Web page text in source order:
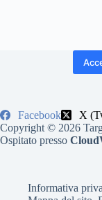
Facebook X
Copyright © 2026
Ospitato presso
Informativa